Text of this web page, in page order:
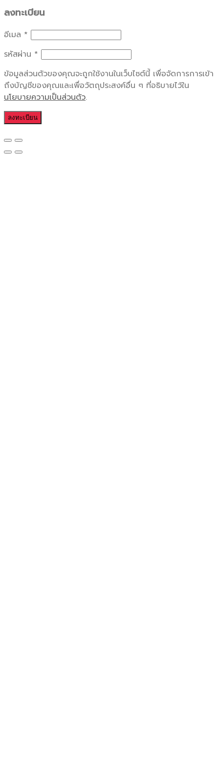
ลงทะเบียน
อีเมล *
รหัสผ่าน *
ข้อมูลส่วนตัวของคุณจะถูกใช้งานในเว็บไซต์นี้ เพื่อจัดการการเข้า
ถึงบัญชีของคุณและเพื่อวัตถุประสงค์อื่น ๆ ที่อธิบายไว้ใน
นโยบายความเป็นส่วนตัว.
ลงทะเบียน